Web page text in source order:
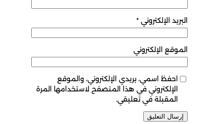
البريد الإلكتروني *
الموقع الإلكتروني
احفظ اسمي، بريدي الإلكتروني، والموقع
الإلكتروني في هذا المتصفح لاستخدامها المرة
المقبلة في تعليقي.